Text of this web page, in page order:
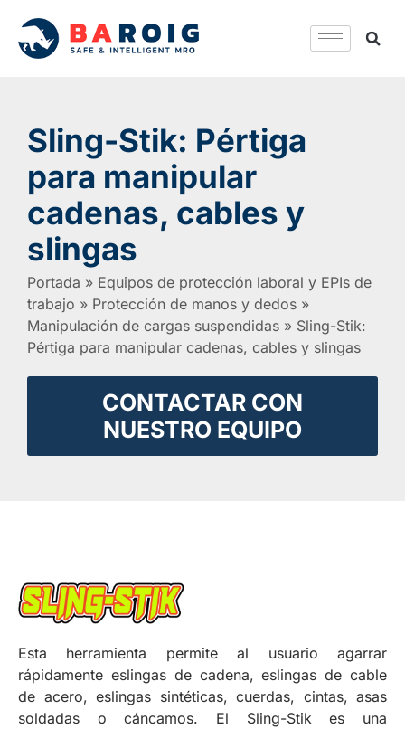
Sling-Stik: Pértiga
para manipular
cadenas, cables y
slingas
Portada » Equipos de protección laboral y EPIs de
trabajo » Protección de manos y dedos »
Manipulación de cargas suspendidas » Sling-Stik:
Pértiga para manipular cadenas, cables y slingas
CONTACTAR CON
NUESTRO EQUIPO
Esta herramienta permite al usuario agarrar
rápidamente eslingas de cadena, eslingas de cable
de acero, eslingas sintéticas, cuerdas, cintas, asas
soldadas o cáncamos. El Sling-Stik es una